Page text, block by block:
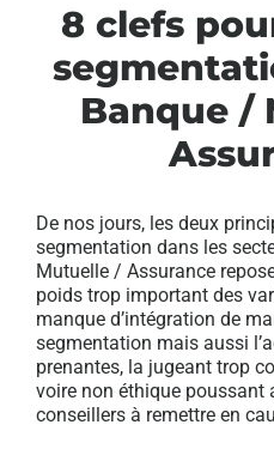
8 clefs
Banque /
De nos jours, les deux
segmentation dans les
Mutuelle / Assurance
poids trop important des
manque d’intégration de
segmentation mais aussi
prenantes, la jugeant trop
voire non éthique poussant
conseillers à remettre en